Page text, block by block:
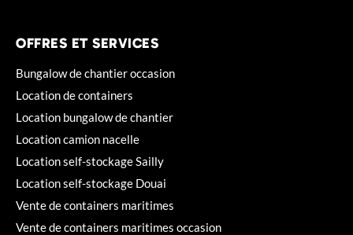
OFFRES ET SERVICES
Bungalow de chantier occasion
Location de containers
Location bungalow de chantier
Location camion nacelle
Location self-stockage Sailly
Location self-stockage Douai
Vente de containers maritimes
Vente de containers maritimes occasion